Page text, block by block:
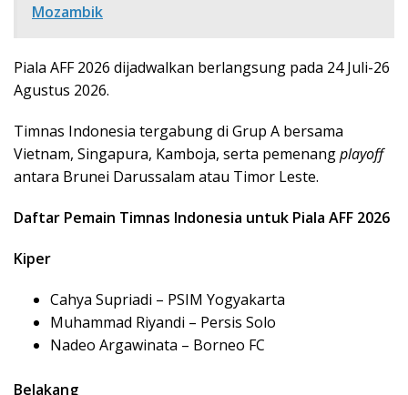
Mozambik
Piala AFF 2026 dijadwalkan berlangsung pada 24 Juli-26
Agustus 2026.
Timnas Indonesia tergabung di Grup A bersama
Vietnam, Singapura, Kamboja, serta pemenangplayoff
antara Brunei Darussalam atau Timor Leste.
Daftar Pemain Timnas Indonesia untuk Piala AFF 2026
Kiper
Cahya Supriadi – PSIM Yogyakarta
Muhammad Riyandi – Persis Solo
Nadeo Argawinata – Borneo FC
Belakang